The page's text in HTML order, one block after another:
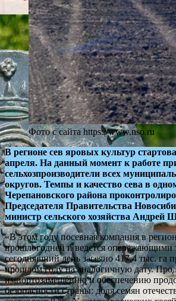
Фото с сайта https://www.nso.ru
В регионе сев яровых культур
апреля. На данный момент к работе
сельхозпроизводители всех
округов. Темпы и качество сева в
Черепановского района
Председателя Правительства
министр сельского хозяйства Андрей
«В этом году посевная компания в
прошлогодней и ведется опережающими
сегодняшний день засеяно 417,4 тыс. га
прошлом году на аналогичную дату.
импортозамещению и обеспечению
безопасности страны: доля семян